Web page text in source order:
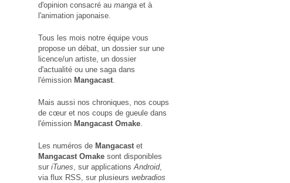
d'opinion consacré au manga et à
l'animation japonaise.
Tous les mois notre équipe vous
propose un débat, un dossier sur une
licence/un artiste, un dossier
d'actualité ou une saga dans
l'émission Mangacast.
Mais aussi nos chroniques, nos coups
de cœur et nos coups de gueule dans
l'émission Mangacast Omake.
Les numéros de Mangacastet
Mangacast Omake sont disponibles
sur iTunes, sur applicationsAndroid,
via flux RSS, sur plusieurs webradios